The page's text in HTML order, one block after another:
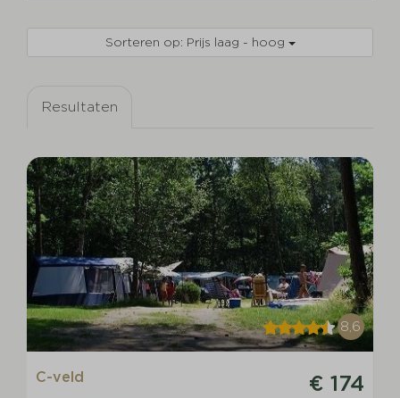
Sorteren op: Prijs laag - hoog
Resultaten
8,6
€ 174
C-veld